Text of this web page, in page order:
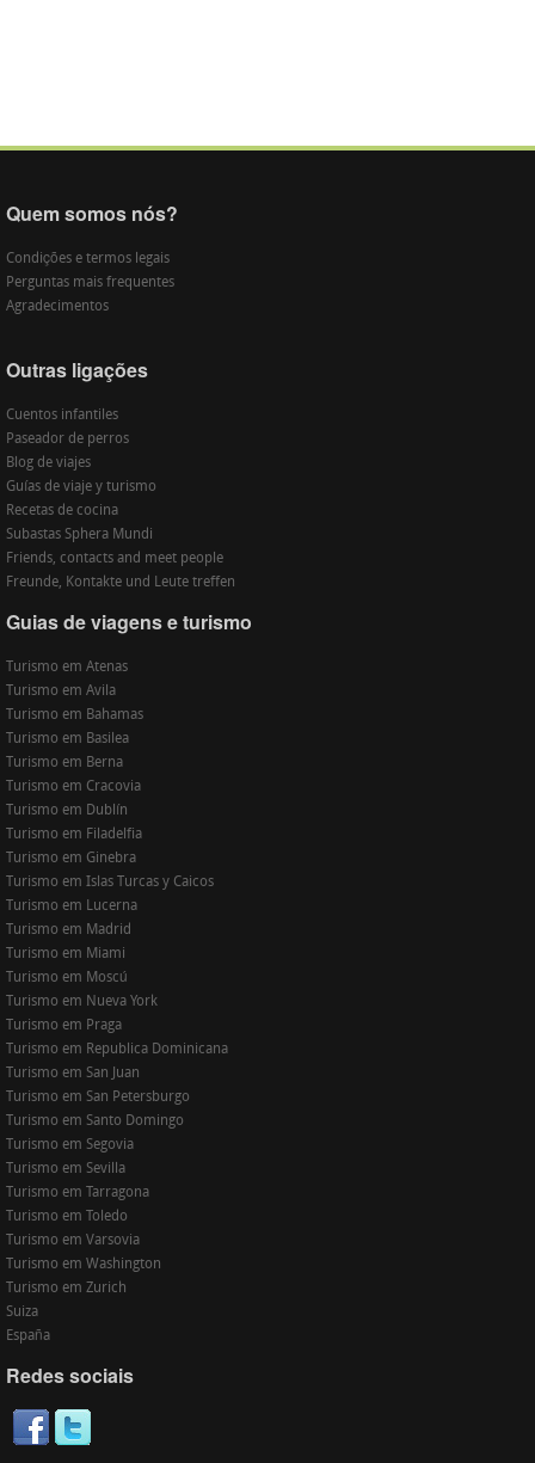
Quem somos nós?
Condições e termos legais
Perguntas mais frequentes
Agradecimentos
Outras ligações
Cuentos infantiles
Paseador de perros
Blog de viajes
Guías de viaje y turismo
Recetas de cocina
Subastas Sphera Mundi
Friends, contacts and meet people
Freunde, Kontakte und Leute treffen
Guias de viagens e turismo
Turismo em Atenas
Turismo em Avila
Turismo em Bahamas
Turismo em Basilea
Turismo em Berna
Turismo em Cracovia
Turismo em Dublín
Turismo em Filadelfia
Turismo em Ginebra
Turismo em Islas Turcas y Caicos
Turismo em Lucerna
Turismo em Madrid
Turismo em Miami
Turismo em Moscú
Turismo em Nueva York
Turismo em Praga
Turismo em Republica Dominicana
Turismo em San Juan
Turismo em San Petersburgo
Turismo em Santo Domingo
Turismo em Segovia
Turismo em Sevilla
Turismo em Tarragona
Turismo em Toledo
Turismo em Varsovia
Turismo em Washington
Turismo em Zurich
Suiza
España
Redes sociais